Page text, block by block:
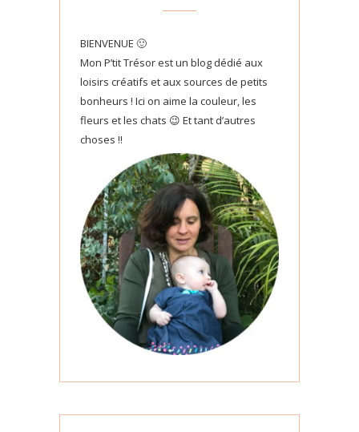
BIENVENUE 🙂
Mon P’tit Trésor est un blog dédié aux
loisirs créatifs et aux sources de petits
bonheurs ! Ici on aime la couleur, les
fleurs et les chats 😉 Et tant d’autres
choses !!